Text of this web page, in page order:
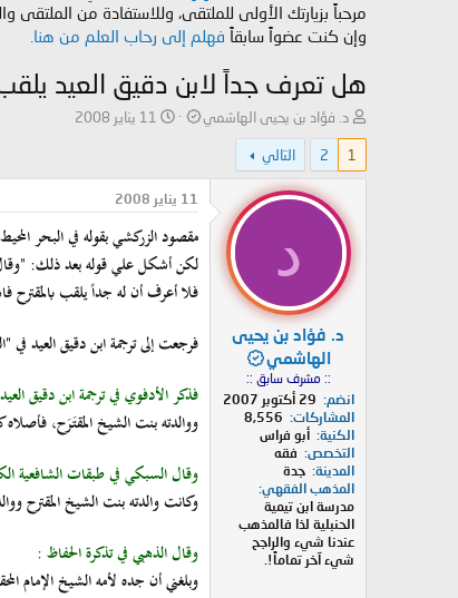
مرحباً بزيارتك الأولى للملتقى، وللاستفادة من الملتقى
وإن كنت عضواً سابقاً فهلم إلى رحاب العلم من هنا.
هل تعرف جداً لابن دقيق العيد يلقب
ب
ا
د
ئ
ل
م
و
ض
و
د. فؤاد بن يحيى الهاشمي
ت
ي
خ
ا
ل
ب
د
ء
11 يناير 2008
1
2 التالي
د
د. فؤاد بن يحيى
الهاشمي
:: مشرف سابق ::
انضم
29 أكتوبر 2007
المشاركات
8,556
الكنية أبو فراس
التخصص
فقه
المدينة جدة
المذهب الفقهي
مدرسة ابن تيمية
الحنبلية لذا فالمذهب
عندنا شيء والراجح
شيء آخر تماماً!.
11 يناير 2008
مقصود الزركشي بقوله في البحر المحيط 3/152 " قاله الشيخ تقي الدين" أي ابن دقيق العيد
لكن أشكل علي قوله بعد ذلك:
فلا أعرف أن له جداً يلقب
فرجعت إلى ترجمة ابن دقيق العيد في
فذكر الأدفوي في ترجمة ابن دقيق العيد ص 571
ووالدته بنت الشيخ المقتَرَح، فأصلاه
وقال السبكي في طبقات الشافعية
وكانت والدته بنت الشيخ المقترح
وقال الذهبي في تذكرة الحفاظ :
وبلغني أن جده لأمه الشيخ الإمام